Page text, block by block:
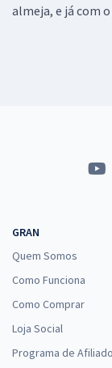
almeja, e já com
GRAN
Quem Somos
Como Funciona
Como Comprar
Loja Social
Programa de